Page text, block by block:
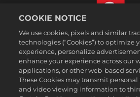
법률
개인정보 취급방침
쿠키 정책
지원
한국어
COOKIE NOTICE
We use cookies, pixels and similar
technologies (“Cookies”) to optimize
experience, personalize
enhance your experience across our
applications, or other web-based
These Cookies may transmit
and video viewing information to